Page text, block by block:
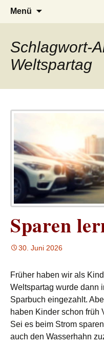
LUCKX
– das Magazin
Menü
Schlagwort-
Weltspartag
Sparen
30. Juni 2026
Früher haben wir als
Weltspartag wurde dann
Sparbuch eingezahlt.
haben Kinder schon früh
Sei es beim Strom
auch den Wasserhahn